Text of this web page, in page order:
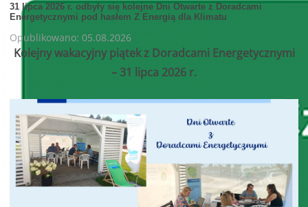
31 lipca 2026 r. odbyły się kolejne Dni Otwarte z Doradcami
Energetycznymi pod hasłem Z Energią dla Klimatu
Opublikowano: 05.08.2026
Kolejny wakacyjny piątek z Doradcami Energetycznymi
– 31 lipca 2026 r.